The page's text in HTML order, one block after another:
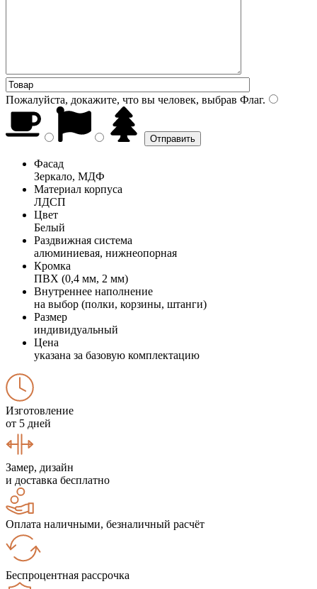
Пожалуйста, докажите, что вы человек, выбрав Флаг.
Фасад
Зеркало, МДФ
Материал корпуса
ЛДСП
Цвет
Белый
Раздвижная система
алюминиевая, нижнеопорная
Кромка
ПВХ (0,4 мм, 2 мм)
Внутреннее наполнение
на выбор (полки, корзины, штанги)
Размер
индивидуальный
Цена
указана за базовую комплектацию
Изготовление
от 5 дней
Замер, дизайн
и доставка бесплатно
Оплата наличными, безналичный расчёт
Беспроцентная рассрочка